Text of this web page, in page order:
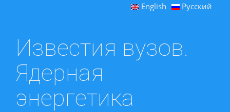
English Русский
Известия вузов.
Ядерная
энергетика